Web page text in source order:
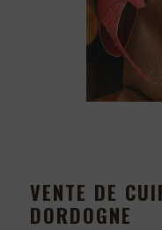
VENTE DE
DORDOGNE